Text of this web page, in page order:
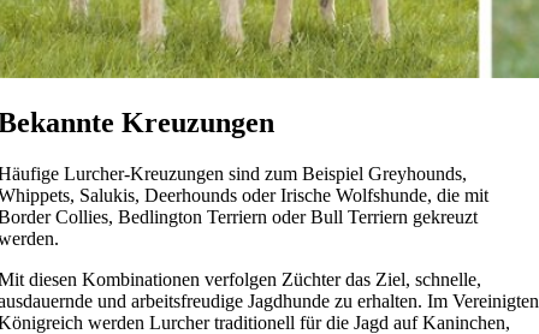
Kreuzungen
Lurcher-Kreuzungen sind zum Beispiel Greyhounds,
Salukis, Deerhounds oder Irische Wolfshunde, die mit
Collies, Bedlington Terriern oder Bull Terriern gekreuzt
diesen Kombinationen verfolgen Züchter das Ziel, schnelle,
und arbeitsfreudige Jagdhunde zu erhalten. Im Vereinigten
werden Lurcher traditionell für die Jagd auf Kaninchen,